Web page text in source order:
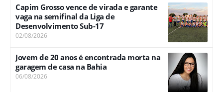
Capim Grosso vence de virada e garante
vaga na semifinal da Liga de
Desenvolvimento Sub-17
02/08/2026
Jovem de 20 anos é encontrada morta na
garagem de casa na Bahia
06/08/2026